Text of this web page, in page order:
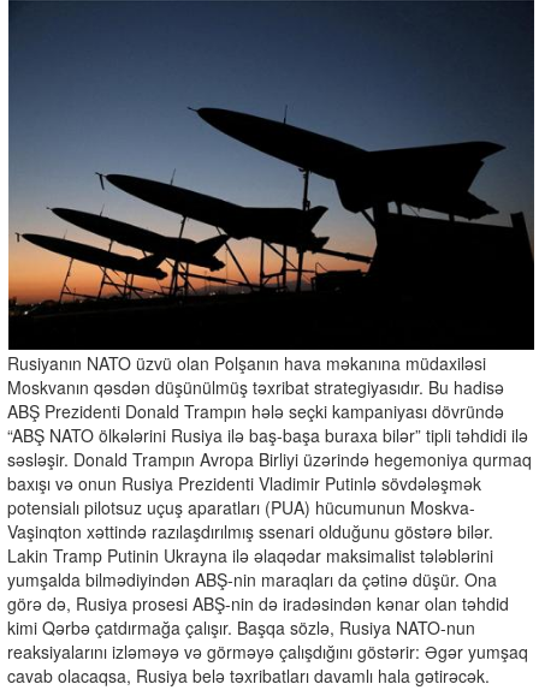
Rusiyanın NATO üzvü olan Polşanın hava məkanına müdaxiləsi
Moskvanın qəsdən düşünülmüş təxribat strategiyasıdır. Bu hadisə
ABŞ Prezidenti Donald Trampın hələ seçki kampaniyası dövründə
“ABŞ NATO ölkələrini Rusiya ilə baş-başa buraxa bilər” tipli təhdidi ilə
səsləşir. Donald Trampın Avropa Birliyi üzərində hegemoniya qurmaq
baxışı və onun Rusiya Prezidenti Vladimir Putinlə sövdələşmək
potensialı pilotsuz uçuş aparatları (PUA) hücumunun Moskva-
Vaşinqton xəttində razılaşdırılmış ssenari olduğunu göstərə bilər.
Lakin Tramp Putinin Ukrayna ilə əlaqədar maksimalist tələblərini
yumşalda bilmədiyindən ABŞ-nin maraqları da çətinə düşür. Ona
görə də, Rusiya prosesi ABŞ-nin də iradəsindən kənar olan təhdid
kimi Qərbə çatdırmağa çalışır. Başqa sözlə, Rusiya NATO-nun
reaksiyalarını izləməyə və görməyə çalışdığını göstərir: Əgər yumşaq
cavab olacaqsa, Rusiya belə təxribatları davamlı hala gətirəcək.